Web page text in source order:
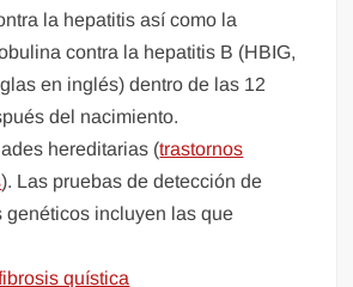
la hepatitis así como la
contra la hepatitis B (HBIG,
en inglés) dentro de las 12
del nacimiento.
hereditarias (trastornos
). Las pruebas de detección de
genéticos incluyen las que
quística